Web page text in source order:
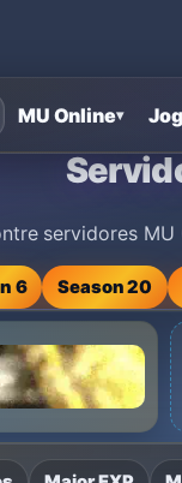
MU Online▾
privados MU
servidores MU
6 Season 20